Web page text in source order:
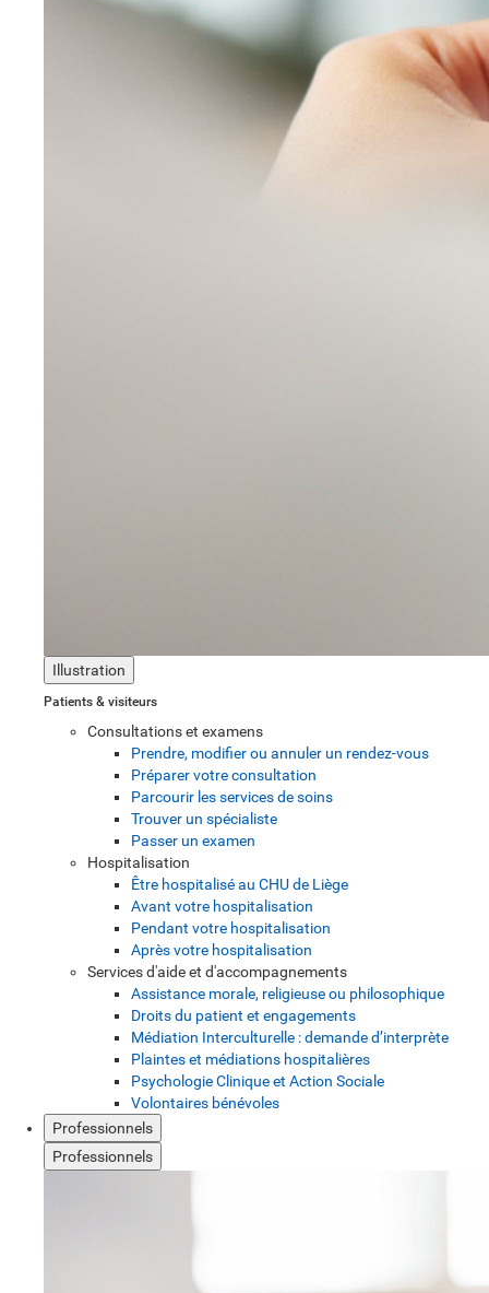
Illustration
Patients & visiteurs
Consultations et examens
Prendre, modifier ou annuler un rendez-vous
Préparer votre consultation
Parcourir les services de soins
Trouver un spécialiste
Passer un examen
Hospitalisation
Être hospitalisé au CHU de Liège
Avant votre hospitalisation
Pendant votre hospitalisation
Après votre hospitalisation
Services d'aide et d'accompagnements
Assistance morale, religieuse ou philosophique
Droits du patient et engagements
Médiation Interculturelle : demande d’interprète
Plaintes et médiations hospitalières
Psychologie Clinique et Action Sociale
Volontaires bénévoles
Professionnels
Professionnels